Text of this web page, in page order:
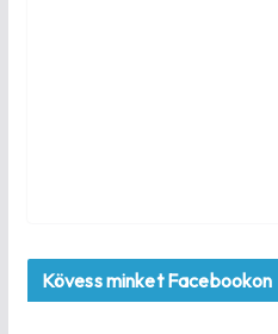
Kövess minket Facebookon